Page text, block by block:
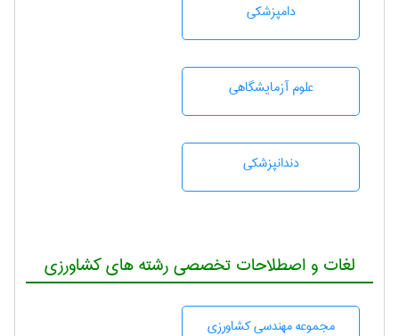
دامپزشكی
علوم آزمايشگاهی
دندانپزشكی
لغات و اصطلاحات تخصصی رشته های کشاورزی
مجموعه مهندسی كشاورزی